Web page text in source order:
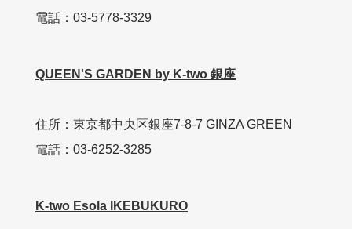
電話：03-5778-3329
QUEEN'S GARDEN by K-two 銀座
住所：東京都中央区銀座7-8-7 GINZA GREEN
電話：03-6252-3285
K-two Esola IKEBUKURO